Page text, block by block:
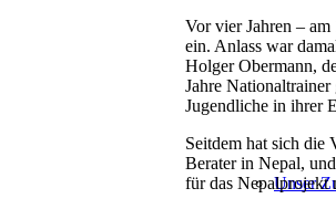
Unser
Vor vier Jahren –
ein. Anlass war
Holger Obermann,
Jahre
Jugendliche in ihrer
Seitdem hat sich die
Berater in Nepal,
für das Nepalprojekt